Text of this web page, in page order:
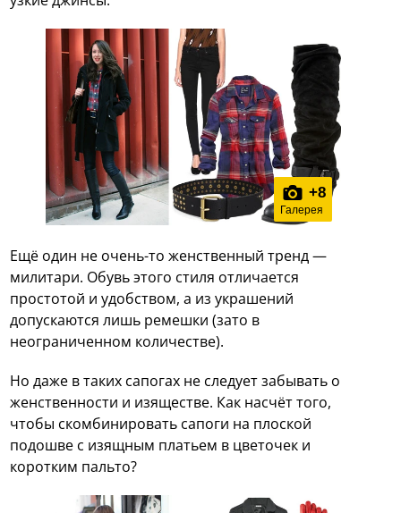
+8
Галерея
Ещё один не очень-то женственный тренд —
милитари. Обувь этого стиля отличается
простотой и удобством, а из украшений
допускаются лишь ремешки (зато в
неограниченном количестве).
Но даже в таких сапогах не следует забывать о
женственности и изяществе. Как насчёт того,
чтобы скомбинировать сапоги на плоской
подошве с изящным платьем в цветочек и
коротким пальто?